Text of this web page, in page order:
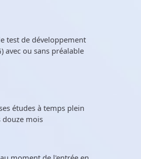
test de développement
avec ou sans préalable
études à temps plein
douze mois